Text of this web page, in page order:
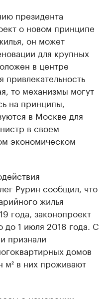
президента
о новом принципе
он может
для крупных
в центре
привлекательность
то механизмы могут
на принципы,
в Москве для
в своем
экономическом
Рурин сообщил, что
жилья
года, законопроект
до 1 июля 2018 года. С
признали
домов
в них проживают